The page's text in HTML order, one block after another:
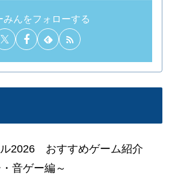
みんをフォローする
ル2026 おすすめゲーム紹介
音ゲー編～